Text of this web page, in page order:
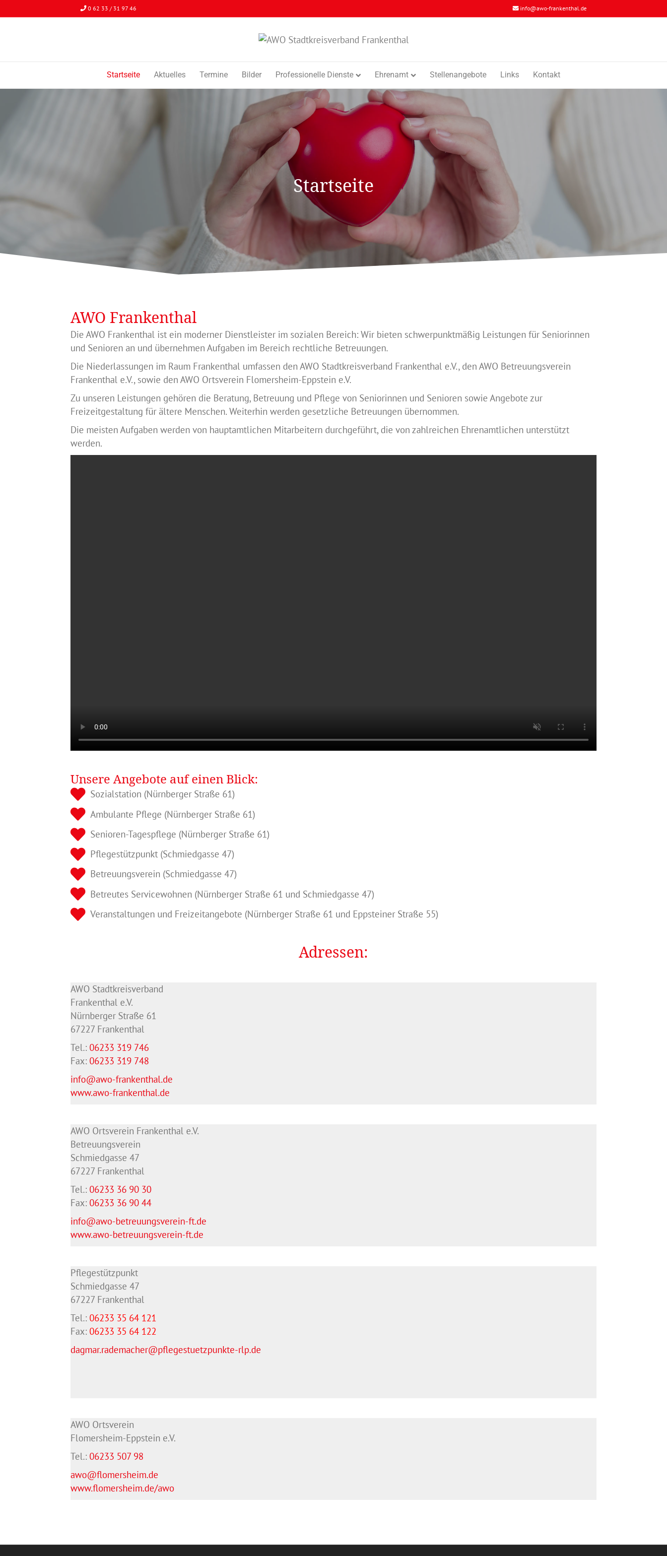
0 62 33 / 31 97 46 info@awo-frankenthal.de
Startseite Aktuelles Termine Bilder Professionelle Dienste Ehrenamt Stellenangebote Links Kontakt
Startseite
AWO Frankenthal
Die AWO Frankenthal ist ein moderner Dienstleister im sozialen Bereich: Wir bieten schwerpunktmäßig Leistungen für Seniorinnen
und Senioren an und übernehmen Aufgaben im Bereich rechtliche Betreuungen.
Die Niederlassungen im Raum Frankenthal umfassen den AWO Stadtkreisverband Frankenthal e.V., den AWO Betreuungsverein
Frankenthal e.V., sowie den AWO Ortsverein Flomersheim-Eppstein e.V.
Zu unseren Leistungen gehören die Beratung, Betreuung und Pflege von Seniorinnen und Senioren sowie Angebote zur
Freizeitgestaltung für ältere Menschen. Weiterhin werden gesetzliche Betreuungen übernommen.
Die meisten Aufgaben werden von hauptamtlichen Mitarbeitern durchgeführt, die von zahlreichen Ehrenamtlichen unterstützt
werden.
Unsere Angebote auf einen Blick:
Sozialstation (Nürnberger Straße 61)
Ambulante Pflege (Nürnberger Straße 61)
Senioren-Tagespflege (Nürnberger Straße 61)
Pflegestützpunkt (Schmiedgasse 47)
Betreuungsverein (Schmiedgasse 47)
Betreutes Servicewohnen (Nürnberger Straße 61 und Schmiedgasse 47)
Veranstaltungen und Freizeitangebote (Nürnberger Straße 61 und Eppsteiner Straße 55)
Adressen:
AWO Stadtkreisverband
Frankenthal e.V.
Nürnberger Straße 61
67227 Frankenthal
Tel.: 06233 319 746
Fax: 06233 319 748
info@awo-frankenthal.de
www.awo-frankenthal.de
AWO Ortsverein Frankenthal e.V.
Betreuungsverein
Schmiedgasse 47
67227 Frankenthal
Tel.: 06233 36 90 30
Fax: 06233 36 90 44
info@awo-betreuungsverein-ft.de
www.awo-betreuungsverein-ft.de
Pflegestützpunkt
Schmiedgasse 47
67227 Frankenthal
Tel.: 06233 35 64 121
Fax: 06233 35 64 122
dagmar.rademacher@pflegestuetzpunkte-rlp.de
AWO Ortsverein
Flomersheim-Eppstein e.V.
Tel.: 06233 507 98
awo@flomersheim.de
www.flomersheim.de/awo